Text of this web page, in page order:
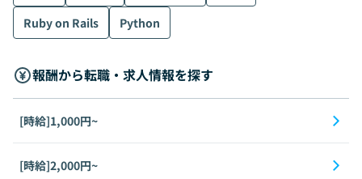
Ruby on Rails
Python
報酬から転職・求人情報を探す
[時給]1,000円~
[時給]2,000円~